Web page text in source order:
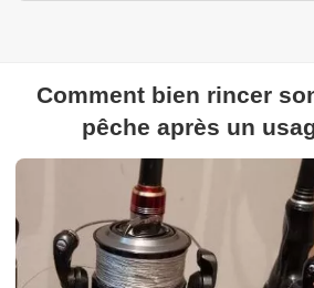
Accessoire Montage
Comment bien rincer
pêche après un